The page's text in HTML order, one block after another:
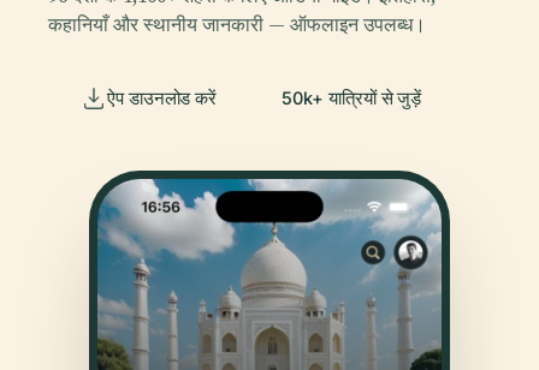
कहानियाँ और स्थानीय जानकारी — ऑफलाइन उपलब्ध।
ऐप डाउनलोड करें 50k+ यात्रियों से जुड़ें